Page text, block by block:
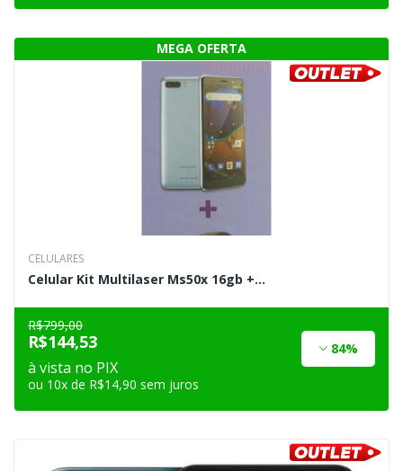
CELULARES
Celular Kit Multilaser Ms50x 16gb +...
R$799,00
R$144,53 84%
à vista no PIX
ou 10x de R$14,90 sem juros